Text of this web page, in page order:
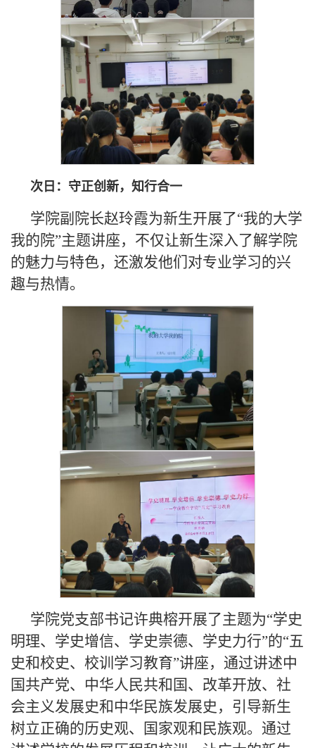
次日：守正创新，知行合一
学院副院长赵玲霞为新生开展了“我的大学
我的院”主题讲座，不仅让新生深入了解学院
的魅力与特色，还激发他们对专业学习的兴
趣与热情。
学院党支部书记许典榕开展了主题为“学史
明理、学史增信、学史崇德、学史力行”的“五
史和校史、校训学习教育”讲座，通过讲述中
国共产党、中华人民共和国、改革开放、社
会主义发展史和中华民族发展史，引导新生
树立正确的历史观、国家观和民族观。通过